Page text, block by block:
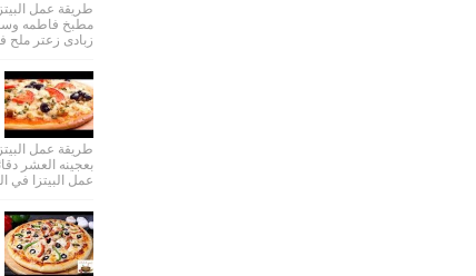
طريقة عمل
مطبخ فاطمه
زبادى زعتر ملح
طريقة عمل
بعجينه العشر
عمل البيتزا في